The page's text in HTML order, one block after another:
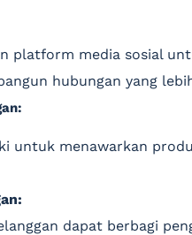
platform media sosial
hubungan yang
untuk menawarkan
dapat berbagi